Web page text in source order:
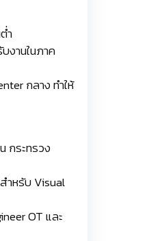
ำ
งานในภาค
กลาง ทำให้
กระทรวง
ำหรับ Visual
OT และ